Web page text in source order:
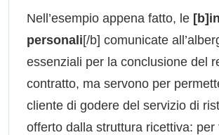
Nell’esempio appena fatto, le
personali[/b] comunicate
essenziali per la conclusione del
contratto, ma servono per
cliente di godere del servizio di
offerto dalla struttura ricettiva: per